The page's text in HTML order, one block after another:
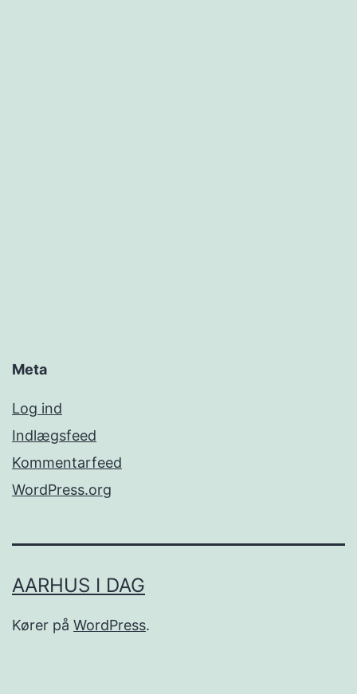
Meta
Log ind
Indlægsfeed
Kommentarfeed
WordPress.org
AARHUS I DAG
Kører på WordPress.